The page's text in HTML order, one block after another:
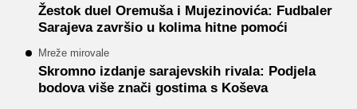
Žestok duel Oremuša i Mujezinovića: Fudbaler
Sarajeva završio u kolima hitne pomoći
Mreže mirovale
Skromno izdanje sarajevskih rivala: Podjela
bodova više znači gostima s Koševa